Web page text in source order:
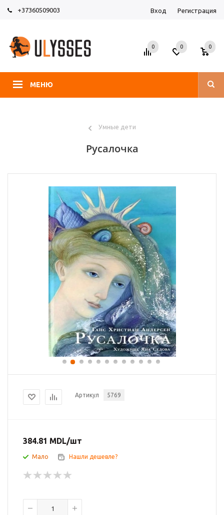
+37360509003 Вход Регистрация
МЕНЮ
0 0 0
Умные дети
Русалочка
Артикул 5769
384.81 MDL/шт
Мало Нашли дешевле?